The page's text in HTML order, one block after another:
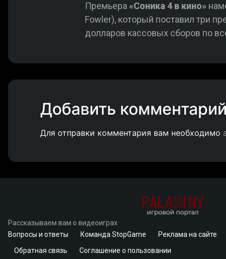
Премьера«Соника 4 в кино»
Fowler), который поставил три
долларов кассовых сборов по
Добавить комментарий
Для отправки комментария вам необходимо
Рассказываем вам о видеоиграх
Вопросы и ответы
Команда StopGame Реклама на сайте
Обратная связь
Соглашение о пользовании